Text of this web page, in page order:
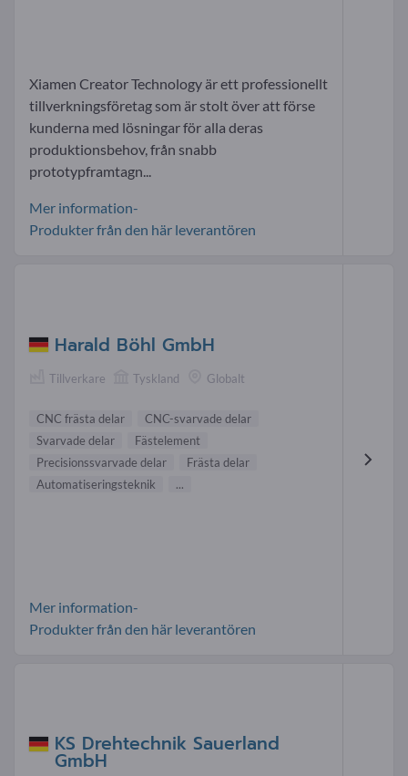
Xiamen Creator Technology är ett professionellt
tillverkningsföretag som är stolt över att förse
kunderna med lösningar för alla deras
produktionsbehov, från snabb
prototypframtagn...
Mer information-
Produkter från den här leverantören
Harald Böhl GmbH
Tillverkare Tyskland Globalt
CNC frästa delar
CNC-svarvade delar
Svarvade delar
Fästelement
Precisionssvarvade delar
Frästa delar
Automatiseringsteknik
...
Mer information-
Produkter från den här leverantören
KS Drehtechnik Sauerland
GmbH